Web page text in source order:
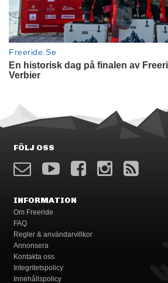
FÖLJ OSS
INFORMATION
Om Freeride
FAQ
Regler & användarvillkor
Annonsera
Kontakta oss
Integritetspolicy
Innehållspolicy